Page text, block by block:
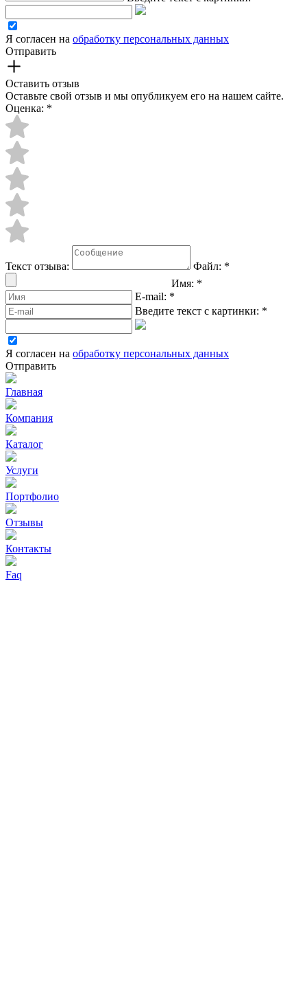
Я согласен на обработку персональных данных
Отправить
Оставить отзыв
Оставьте свой отзыв и мы опубликуем его на нашем сайте.
Оценка: *
Текст отзыва: Файл: *
Имя: *
E-mail: *
Введите текст с картинки: *
Я согласен на обработку персональных данных
Отправить
Главная
Компания
Каталог
Услуги
Портфолио
Отзывы
Контакты
Faq